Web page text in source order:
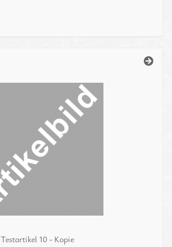
Te­st­ar­ti­kel 10 - Kopie